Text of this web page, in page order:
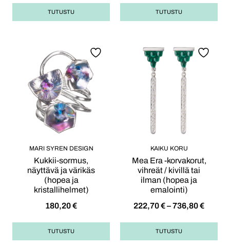
TUTUSTU TUTUSTU
MARI SYREN DESIGN
Kukkii-sormus,
näyttävä ja värikäs
(hopea ja
kristallihelmet)
180,20€
TUTUSTU
KAIKU KORU
Mea Era -korvakorut,
vihreät / kivillä tai
ilman (hopea ja
emalointi)
222,70€–736,80€
TUTUSTU